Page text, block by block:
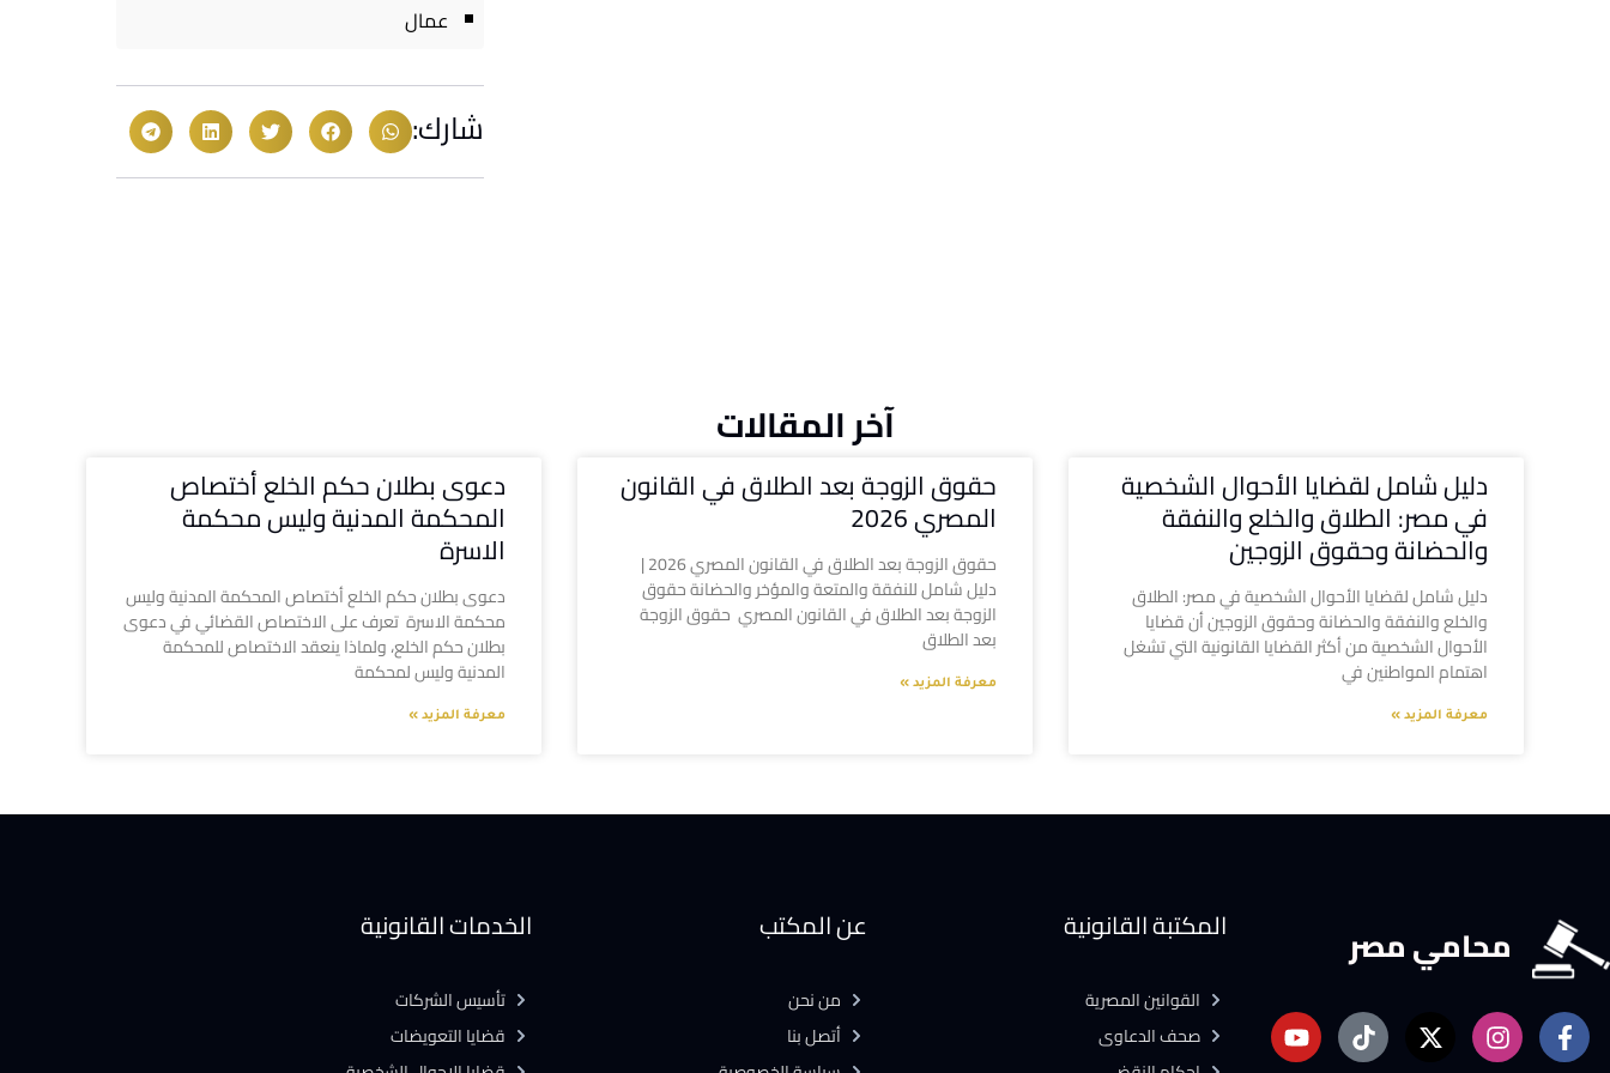
عمال
شارك:
آخر المقالات
دليل شامل لقضايا الأحوال الشخصية
في مصر: الطلاق والخلع والنفقة
والحضانة وحقوق الزوجين
دليل شامل لقضايا الأحوال الشخصية في مصر: الطلاق
والخلع والنفقة والحضانة وحقوق الزوجين أن قضايا
الأحوال الشخصية من أكثر القضايا القانونية التي تشغل
اهتمام المواطنين في
معرفة المزيد »
حقوق الزوجة بعد الطلاق في القانون
المصري 2026
حقوق الزوجة بعد الطلاق في القانون المصري 2026 |
دليل شامل للنفقة والمتعة والمؤخر والحضانة حقوق
الزوجة بعد الطلاق في القانون المصري حقوق الزوجة
بعد الطلاق
معرفة المزيد »
دعوى بطلان حكم الخلع أختصاص
المحكمة المدنية وليس محكمة
الاسرة
دعوى بطلان حكم الخلع أختصاص المحكمة المدنية وليس
محكمة الاسرة تعرف على الاختصاص القضائي في دعوى
بطلان حكم الخلع، ولماذا ينعقد الاختصاص للمحكمة
المدنية وليس لمحكمة
معرفة المزيد »
محامي مصر المكتبة القانونية
القوانين المصرية
صحف الدعاوى
عن المكتب
من نحن
أتصل بنا
الخدمات القانونية
تأسيس الشركات
قضايا التعويضات